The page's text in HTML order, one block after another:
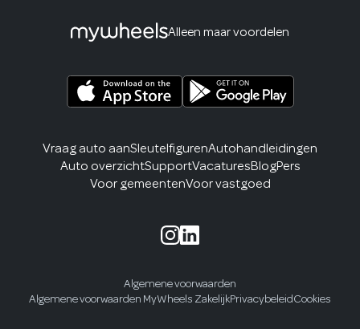
Alleen maar voordelen
Vraag auto aanSleutelfigurenAutohandleidingen
Auto overzichtSupportVacaturesBlogPers
Voor gemeentenVoor vastgoed
Algemene voorwaarden
Algemene voorwaarden MyWheels ZakelijkPrivacybeleidCookies